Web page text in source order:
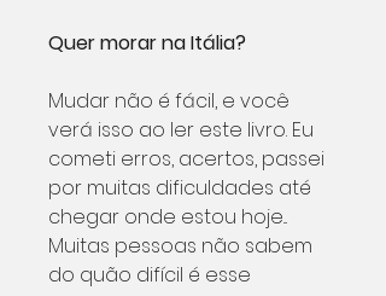
Quer morar na Itália?
Mudar não é fácil, e você
verá isso ao ler este livro. Eu
cometi erros, acertos, passei
por muitas dificuldades até
chegar onde estou hoje...
Muitas pessoas não sabem
do quão difícil é esse